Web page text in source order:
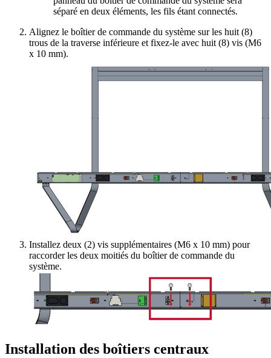
séparé en deux éléments, les fils étant connectés.
Alignez le boîtier de commande du système sur les huit (8)
trous de la traverse inférieure et fixez-le avec huit (8) vis (M6
x 10 mm).
Installez deux (2) vis supplémentaires (M6 x 10 mm) pour
raccorder les deux moitiés du boîtier de commande du
système.
Installation des boîtiers centraux